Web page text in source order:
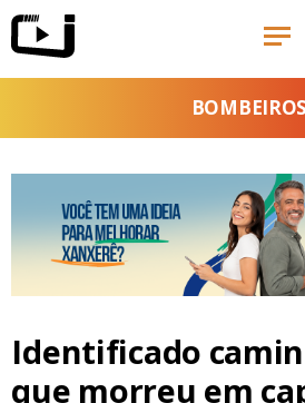
BOMBEIROS
Identificado
que morreu em